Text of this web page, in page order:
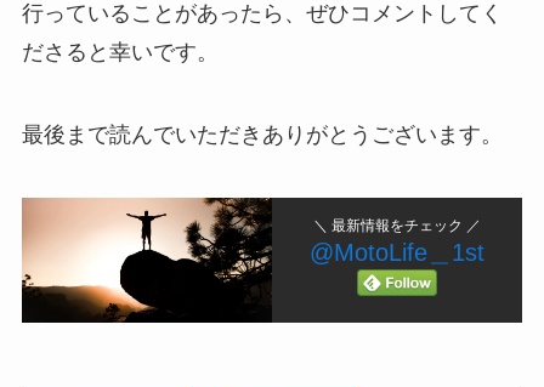
行っていることがあったら、ぜひコメントしてく
ださると幸いです。
最後まで読んでいただきありがとうございます。
＼ 最新情報をチェック ／
@MotoLife＿1st